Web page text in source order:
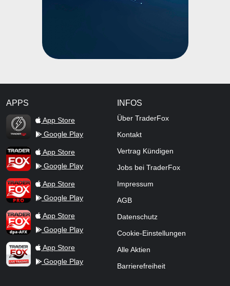
APPS
TraderFox Flash
App Store
Google Play
TraderFox AppApp Store
Google Play
TraderFox ProApp Store
Google Play
TraderFox dpa-AFX ProFeed
App Store
Google Play
TraderFox Live Trading
App Store
Google Play
INFOS
Über TraderFox
Kontakt
Vertrag Kündigen
Jobs bei TraderFox
Impressum
AGB
Datenschutz
Cookie-Einstellungen
Alle Aktien
Barrierefreiheit